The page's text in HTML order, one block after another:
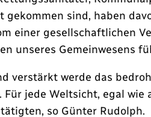
gekommen sind, haben
einer gesellschaftlichen
unseres Gemeinwesens
verstärkt werde das
Für jede Weltsicht, egal
so Günter Rudolph.